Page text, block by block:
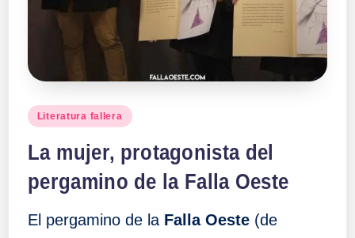
Publicado
Literatura fallera
La mujer, protagonista del
pergamino de la Falla Oeste
El pergamino de la Falla Oeste(de